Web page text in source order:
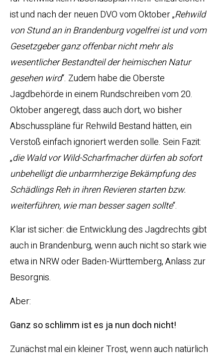
ist und nach der neuen DVO vom Oktober „Rehwild
von Stund an in Brandenburg vogelfrei ist und vom
Gesetzgeber ganz offenbar nicht mehr als
wesentlicher Bestandteil der heimischen Natur
gesehen wird“. Zudem habe die Oberste
Jagdbehörde in einem Rundschreiben vom 20.
Oktober angeregt, dass auch dort, wo bisher
Abschusspläne für Rehwild Bestand hätten, ein
Verstoß einfach ignoriert werden solle. Sein Fazit:
„die Wald vor Wild-Scharfmacher dürfen ab sofort
unbehelligt die unbarmherzige Bekämpfung des
Schädlings Reh in ihren Revieren starten bzw.
weiterführen, wie man besser sagen sollte“.
Klar ist sicher: die Entwicklung des Jagdrechts gibt
auch in Brandenburg, wenn auch nicht so stark wie
etwa in NRW oder Baden-Württemberg, Anlass zur
Besorgnis.
Aber:
Ganz so schlimm ist es ja nun doch nicht!
Zunächst mal ein kleiner Trost, wenn auch natürlich